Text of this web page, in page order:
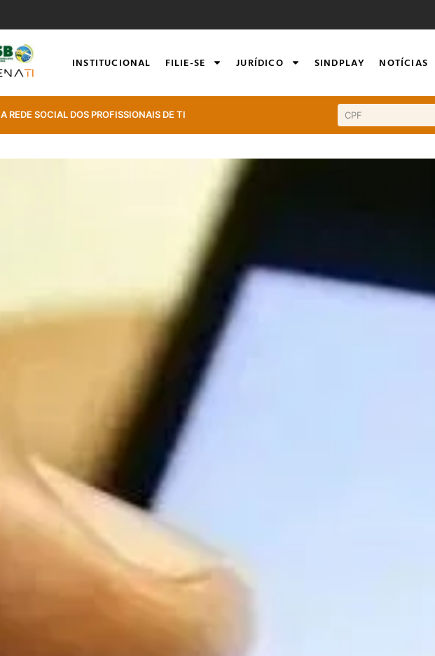
INSTITUCIONAL FILIE-SE JURÍDICO SINDPLAY NOTÍCIAS
A REDE SOCIAL DOS PROFISSIONAIS DE TI